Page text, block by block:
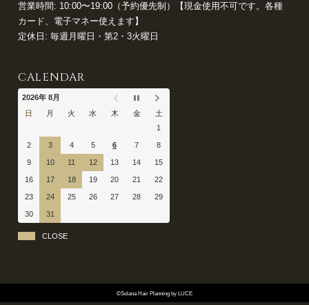
営業時間: 10:00〜19:00（予約優先制）【現金使用不可です。各種
カード、電子マネー使えます】
定休日: 毎週月曜日・第2・3火曜日
CALENDAR
2026年 8月
日
月 火 水 木 金
土
1
2 3 4 5 6 7 8
9 10 11 12 13 14 15
16 17 18 19 20 21 22
23 24 25 26 27 28 29
30 31
CLOSE
©Solana Hair Planning by LUCE